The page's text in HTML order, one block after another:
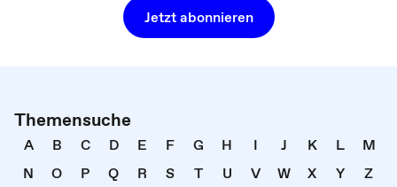
Jetzt abonnieren
Themensuche
A B C D E F G H I J K L
M
N
O P Q R S T U V W X Y
Z